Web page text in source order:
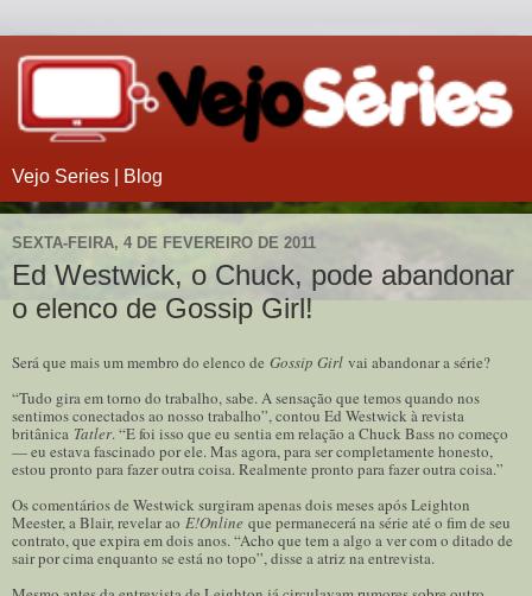
Vejo Series | Blog
SEXTA-FEIRA, 4 DE FEVEREIRO DE 2011
Ed Westwick, o Chuck, pode abandonar
o elenco de Gossip Girl!
Será que mais um membro do elenco de Gossip Girl vai abandonar a série?
“Tudo gira em torno do trabalho, sabe. A sensação que temos quando nos
sentimos conectados ao nosso trabalho”, contou Ed Westwick à revista
britânica Tatler. “E foi isso que eu sentia em relação a Chuck Bass no começo
— eu estava fascinado por ele. Mas agora, para ser completamente honesto,
estou pronto para fazer outra coisa. Realmente pronto para fazer outra coisa.”
Os comentários de Westwick surgiram apenas dois meses após Leighton
Meester, a Blair, revelar ao E!Online que permanecerá na série até o fim de seu
contrato, que expira em dois anos. “Acho que tem a algo a ver com o ditado de
sair por cima enquanto se está no topo”, disse a atriz na entrevista.